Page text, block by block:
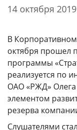
ГОДОВЫЕ ОТЧЕТЫ
История
Команда
Награды
УНИВЕРмаг
Сведения об
14 октября 2019
В
октября прошел
программы
реализуется по
ОАО «РЖД» Олега
элементом
резерва
Слушателями